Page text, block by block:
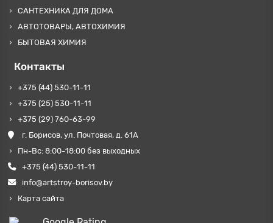
САНТЕХНИКА ДЛЯ ДОМА
АВТОТОВАРЫ, АВТОХИМИЯ
БЫТОВАЯ ХИМИЯ
Контакты
+375 (44) 530-11-11
+375 (25) 530-11-11
+375 (29) 760-63-99
г. Борисов, ул. Почтовая, д. 61А
Пн-Вс: 8:00-18:00 без выходных
+375 (44) 530-11-11
info@artstroy-borisov.by
Карта сайта